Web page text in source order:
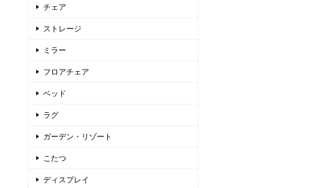
チェア
ストレージ
ミラー
フロアチェア
ベッド
ラグ
ガーデン・リゾート
こたつ
ディスプレイ